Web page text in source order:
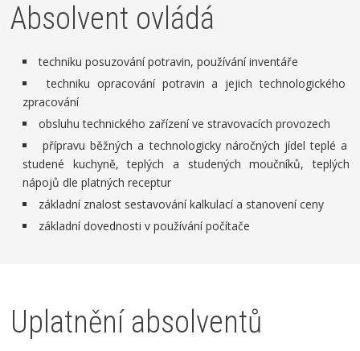
Absolvent ovládá
techniku posuzování potravin, používání inventáře
techniku opracování potravin a jejich technologického
zpracování
obsluhu technického zařízení ve stravovacích provozech
přípravu běžných a technologicky náročných jídel teplé a
studené kuchyně, teplých a studených moučníků, teplých
nápojů dle platných receptur
základní znalost sestavování kalkulací a stanovení ceny
základní dovednosti v používání počítače
Uplatnění absolventů